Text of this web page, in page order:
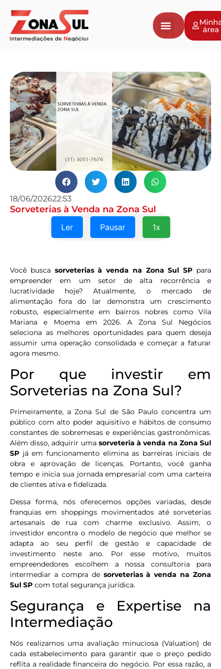
área
18/06/202622:53
Sorveterias à Venda na Zona Sul
Ler Pausar 1x
Você busca sorveterias à venda na Zona Sul SP para
empreender em um setor de alta recorrência e
lucratividade hoje? Atualmente, o mercado de
alimentação fora do lar demonstra um crescimento
robusto, especialmente em bairros nobres como Vila
Mariana e Moema em 2026. A Zona Sul Negócios
seleciona as melhores oportunidades para quem deseja
assumir uma operação consolidada e começar a faturar
agora mesmo.
Por que investir em
Sorveterias na Zona Sul?
Primeiramente, a Zona Sul de São Paulo concentra um
público com alto poder aquisitivo e hábitos de consumo
constantes de sobremesas e experiências gastronômicas.
Além disso, adquirir uma sorveteria à venda na Zona Sul
SP já em funcionamento elimina as barreiras iniciais de
obra e aprovação de licenças. Portanto, você ganha
tempo e inicia sua jornada empresarial com uma carteira
de clientes ativa e fidelizada.
Dessa forma, nós oferecemos opções variadas, desde
franquias em shoppings movimentados até sorveterias
artesanais de rua com charme exclusivo. Assim, o
investidor encontra o modelo de negócio que melhor se
adapta ao seu perfil de gestão e capacidade de
investimento neste ano. Por esse motivo, muitos
empreendedores escolhem a nossa consultoria para
intermediar a compra de sorveterias à venda na Zona
Sul SP com total segurança jurídica.
Segurança e Expertise na
Intermediação
Nós realizamos uma avaliação minuciosa (Valuation) de
cada estabelecimento para garantir que o preço pedido
reflita a realidade financeira do negócio. Por essa razão, a